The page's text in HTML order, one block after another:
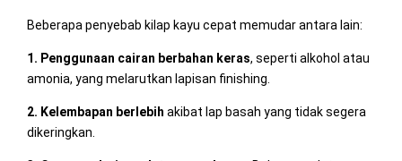
Beberapa penyebab kilap kayu cepat memudar antara lain:
1. Penggunaan cairan berbahan keras, seperti alkohol atau
amonia, yang melarutkan lapisan finishing.
2. Kelembapan berlebih akibat lap basah yang tidak segera
dikeringkan.